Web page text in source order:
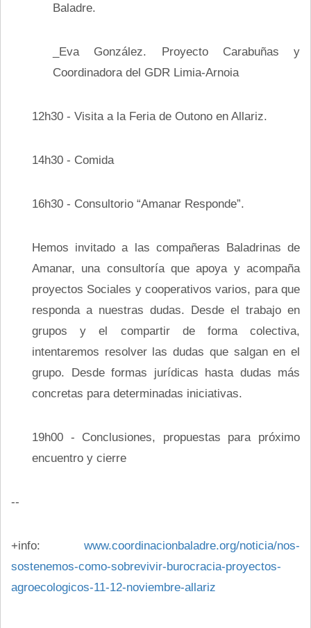
Baladre.
_Eva González. Proyecto Carabuñas y
Coordinadora del GDR Limia-Arnoia
12h30 - Visita a la Feria de Outono en Allariz.
14h30 - Comida
16h30 - Consultorio “Amanar Responde”.
Hemos invitado a las compañeras Baladrinas de
Amanar, una consultoría que apoya y acompaña
proyectos Sociales y cooperativos varios, para que
responda a nuestras dudas. Desde el trabajo en
grupos y el compartir de forma colectiva,
intentaremos resolver las dudas que salgan en el
grupo. Desde formas jurídicas hasta dudas más
concretas para determinadas iniciativas.
19h00 - Conclusiones, propuestas para próximo
encuentro y cierre
--
+info: www.coordinacionbaladre.org/noticia/nos-
sostenemos-como-sobrevivir-burocracia-proyectos-
agroecologicos-11-12-noviembre-allariz